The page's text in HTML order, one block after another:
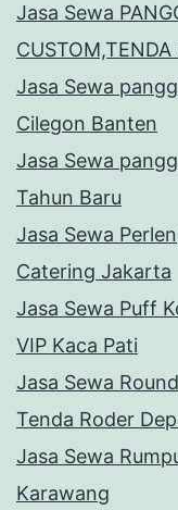
Jasa Sewa
Jasa Sewa
Cilegon Banten
Jasa Sewa
Tahun Baru
Jasa Sewa
Catering Jakarta
Jasa Sewa Puff
VIP Kaca Pati
Jasa Sewa
Tenda Roder
Jasa Sewa
Karawang